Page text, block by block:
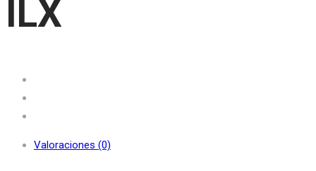
ILX
Valoraciones (0)